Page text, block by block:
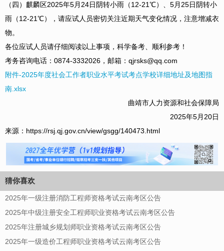
（四）麒麟区2025年5月24日阴转小雨（12-21℃）、5月25日阴转小
雨（12-21℃），请应试人员密切关注近期天气变化情况，注意增减衣
物。
各位应试人员请仔细阅读以上事项，科学备考、顺利参考！
考务咨询电话：0874-3332026，邮箱：qjrsks@qq.com
附件-2025年度社会工作者职业水平考试考点学校详细地址及地图指
南.xlsx
曲靖市人力资源和社会保障局
2025年5月20日
来源：https://rsj.qj.gov.cn/view/gsgg/140473.html
猜你喜欢
2025年一级注册消防工程师资格考试云南考区公告
2025年中级注册安全工程师职业资格考试云南考区公告
2025年注册城乡规划师职业资格考试云南考区公告
2025年一级造价工程师职业资格考试云南考区公告